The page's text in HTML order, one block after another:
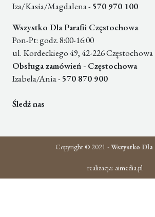
Iza/Kasia/Magdalena - 570 970 100
Wszystko Dla Parafii Częstochowa
Pon-Pt: godz. 8:00-16:00
ul. Kordeckiego 49, 42-226 Częstochowa
Obsługa zamówień - Częstochowa
Izabela/Ania - 570 870 900
Śledź nas
Copyright © 2021 -Wszystko Dla
realizacja: aimedia.pl